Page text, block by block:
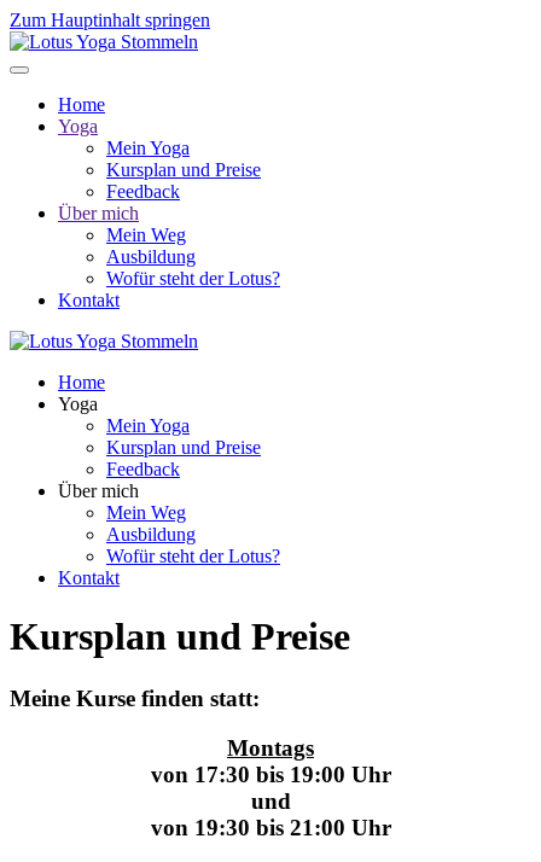
Zum Hauptinhalt springen
Home
Yoga
Mein Yoga
Kursplan und Preise
Feedback
Über mich
Mein Weg
Ausbildung
Wofür steht der Lotus?
Kontakt
Home
Yoga
Mein Yoga
Kursplan und Preise
Feedback
Über mich
Mein Weg
Ausbildung
Wofür steht der Lotus?
Kontakt
Kursplan und Preise
Meine Kurse finden statt:
Montags
von 17:30 bis 19:00 Uhr
und
von 19:30 bis 21:00 Uhr